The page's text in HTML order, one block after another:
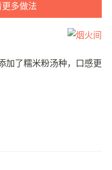
多做法
加了糯米粉汤种，口感更